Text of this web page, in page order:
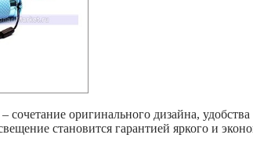
оригинального дизайна,
становится гарантией яркого и